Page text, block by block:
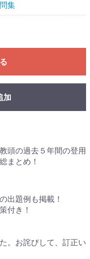
集
加
頭の過去５年間の登用
まとめ！
出題例も掲載！
付き！
。お詫びして、訂正い